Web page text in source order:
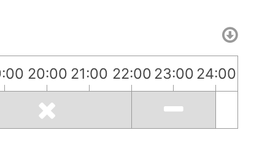
20:00 21:00 22:00 23:00 24:00